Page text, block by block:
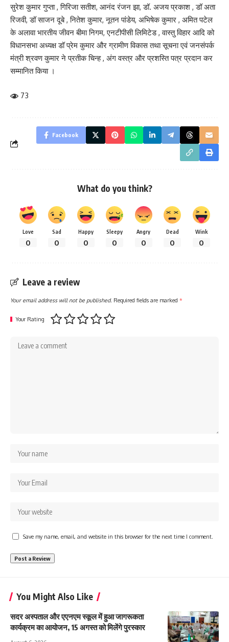
सुरेश कुमार गुप्ता , गिरिजा सतीश, आनंद रंजन झा, डॉ. अजय प्रकाश , डॉ अता
रिजवी, डॉ साजन दूबे , नितेश कुमार, नूतन पांडेय, अभिषेक कुमार , अमित पटेल
के अलावा भारतीय जीवन बीमा निगम, एनटीपीसी लिमिटेड , वास्तु विहार आदि को
विधानसभा अध्यक्ष डॉ प्रेम कुमार और ग्रामीण विकास तथा सूचना एवं जनसंपर्क
मंत्री श्रवण कुमार ने प्रतीक चिन्ह , अंग वस्त्र और प्रशस्ति पत्र प्रदान कर
सम्मानित किया ।
73
Facebook
What do you think?
Love
0
Sad
0
Happy
0
Sleepy
0
Angry
0
Dead
0
Wink
0
Leave a review
Your email address will not be published. Required fields are marked *
Your Rating
Save my name, email, and website in this browser for the next time I comment.
You Might Also Like
सदर अस्पताल और एएनएम स्कूल में हुआ जागरूकता
कार्यक्रम का आयोजन, 15 अगस्त को मिलेंगे पुरस्कार